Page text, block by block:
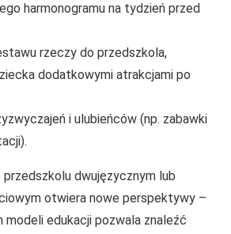
harmonogramu na tydzień przed
rzeczy do przedszkola,
dodatkowymi atrakcjami po
i ulubieńców (np. zabawki
dwujęzycznym lub
otwiera nowe perspektywy –
edukacji pozwala znaleźć